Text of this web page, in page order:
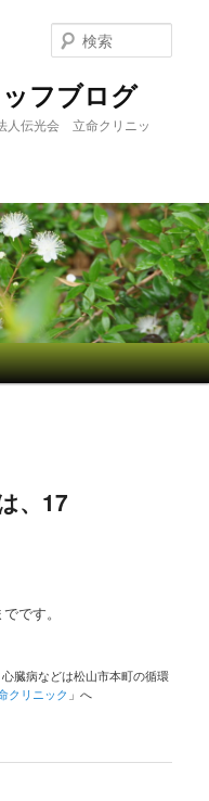
フブログ
人伝光会 立命クリニッ
索
、17
です。
臓病などは松山市本町の循環
クリニック 」へ